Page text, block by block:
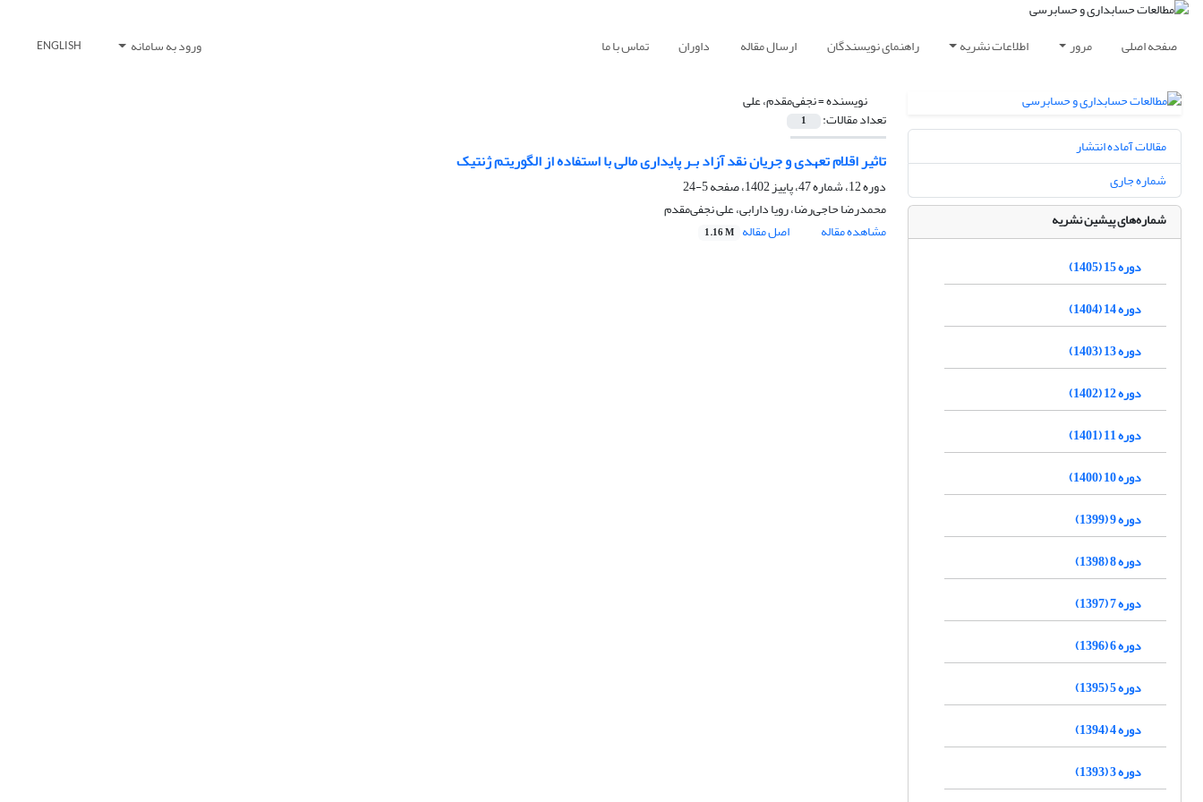
صفحه اصلی مرور اطلاعات نشریه راهنمای نویسندگان ارسال مقاله داوران تماس با ما ورود به سامانه ENGLISH
نویسنده =نجفی‌مقدم، علی
تعداد مقالات: 1
تاثیر اقلام تعهدی و جریان نقد آزاد بـر پایداری مالی با استفاده از الگوریتم ژنتیک
دوره 12، شماره 47، پاییز 1402، صفحه
5-24
محمدرضا حاجی‌رضا، رویا دارابی، علی نجفی‌مقدم
مشاهده مقاله
اصل مقاله 1.16 M
مقالات آماده انتشار
شماره جاری
شماره‌های پیشین نشریه
دوره 15 (1405)
دوره 14 (1404)
دوره 13 (1403)
دوره 12 (1402)
دوره 11 (1401)
دوره 10 (1400)
دوره 9 (1399)
دوره 8 (1398)
دوره 7 (1397)
دوره 6 (1396)
دوره 5 (1395)
دوره 4 (1394)
دوره 3 (1393)